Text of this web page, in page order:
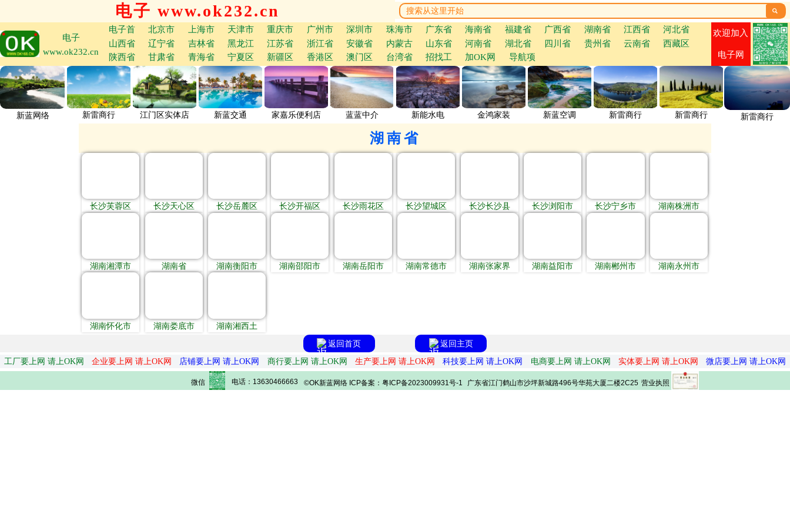
电子 www.ok232.cn 
电子
www.ok232.cn
电子首 北京市 上海市 天津市 重庆市 广州市 深圳市 珠海市 广东省 海南省 福建省 广西省 湖南省 江西省
河北省
山西省
辽宁省 吉林省 黑龙江 江苏省 浙江省 安徽省 内蒙古 山东省 河南省 湖北省 四川省 贵州省 云南省
西藏区
陕西省
甘肃省 青海省 宁夏区 新疆区 香港区 澳门区 台湾省 招找工 加OK网 导航项
欢迎加入
电子网
新蓝网络 新雷商行 江门区实体店 新蓝交通 家嘉乐便利店 蓝蓝中介 新能水电 金鸿家装 新蓝空调 新雷商行 新雷商行 新雷商行
湖南省
长沙芙蓉区 长沙天心区 长沙岳麓区 长沙开福区 长沙雨花区 长沙望城区 长沙长沙县 长沙浏阳市 长沙宁乡市 湖南株洲市
湖南湘潭市 湖南省 湖南衡阳市 湖南邵阳市 湖南岳阳市 湖南常德市 湖南张家界 湖南益阳市 湖南郴州市 湖南永州市
湖南怀化市 湖南娄底市
湖南湘西土
返回首页
返回主页
工厂要上网 请上OK网
企业要上网 请上OK网 店铺要上网 请上OK网 商行要上网 请上OK网 生产要上网 请上OK网 科技要上网 请上OK网 电商要上网 请上OK网 实体要上网 请上OK网 微店要上网 请上OK网
微信 电话：13630466663 ©OK新蓝网络 ICP备案：粤ICP备2023009931号-1 广东省江门鹤山市沙坪新城路496号华苑大厦二楼2C25 营业执照